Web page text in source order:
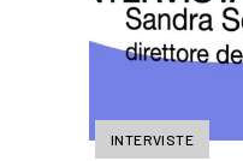
INTERVISTE